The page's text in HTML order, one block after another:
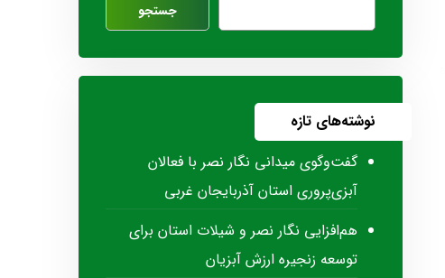
جستجو
نوشته‌های تازه
گفت‌وگوی میدانی نگار نصر با فعالان
آبزی‌پروری استان آذربایجان غربی
هم‌افزایی نگار نصر و شیلات استان برای
توسعه زنجیره ارزش آبزیان